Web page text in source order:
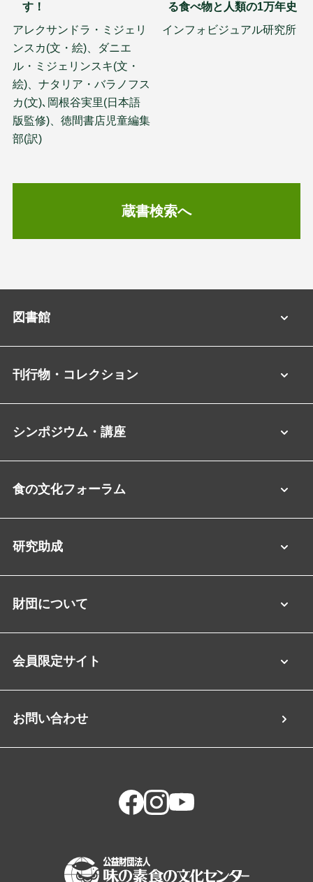
す！
アレクサンドラ・ミジェリ
ンスカ(文・絵)、ダニエ
ル・ミジェリンスキ(文・
絵)、ナタリア・バラノフス
カ(文)､岡根谷実里(日本語
版監修)、徳間書店児童編集
部(訳)
る食べ物と人類の1万年史
インフォビジュアル研究所
蔵書検索へ
図書館
刊行物・コレクション
シンポジウム・講座
食の文化フォーラム
研究助成
財団について
会員限定サイト
お問い合わせ